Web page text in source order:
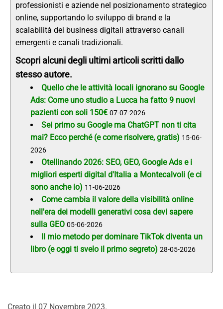
professionisti e aziende nel posizionamento strategico
online, supportando lo sviluppo di brand e la
scalabilità dei business digitali attraverso canali
emergenti e canali tradizionali.
Scopri alcuni degli ultimi articoli scritti dallo
stesso autore.
Quello che le attività locali ignorano su Google
Ads: Come uno studio a Lucca ha fatto 9 nuovi
pazienti con soli 150€ 07-07-2026
Sei primo su Google ma ChatGPT non ti cita
mai? Ecco perché (e come risolvere, gratis) 15-06-
2026
Otellinando 2026: SEO, GEO, Google Ads e i
migliori esperti digital d'Italia a Montecalvoli (e ci
sono anche io) 11-06-2026
Come cambia il valore della visibilità online
nell'era dei modelli generativi cosa devi sapere
sulla GEO 05-06-2026
Il mio metodo per dominare TikTok diventa un
libro (e oggi ti svelo il primo segreto) 28-05-2026
Creato il 07 Novembre 2023.